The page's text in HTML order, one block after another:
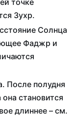
точке
Зухр.
Солнца
Фаджр и
После полудня
становится
длиннее – см.